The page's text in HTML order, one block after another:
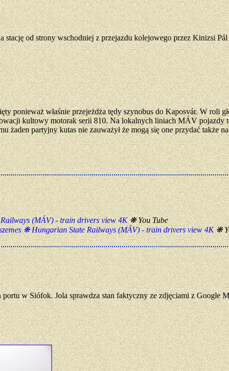
stację od strony wschodniej z przejazdu kolejowego przez Kinizsi Pál
ponieważ właśnie przejeżdża tędy szynobus do Kaposvár. W roli
kultowy motorak serii 810. Na lokalnych liniach MÁV pojazdy
żaden partyjny kutas nie zauważył że mogą się one przydać
(MÁV) - train drivers view 4K❋ You Tube
❋ Hungarian State Railways (MÁV) - train drivers view 4K❋
w Siófok. Jola sprawdza stan faktyczny ze zdjęciami z Google